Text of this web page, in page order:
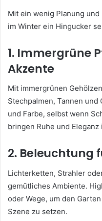
Mit ein wenig Planung
im Winter ein Hingucker
1. Immergrüne
Akzente
Mit immergrünen
Stechpalmen, Tannen
und Farbe, selbst wenn
bringen Ruhe und
2. Beleuchtung
Lichterketten, Strahler
gemütliches Ambiente.
oder Wege, um den
Szene zu setzen.